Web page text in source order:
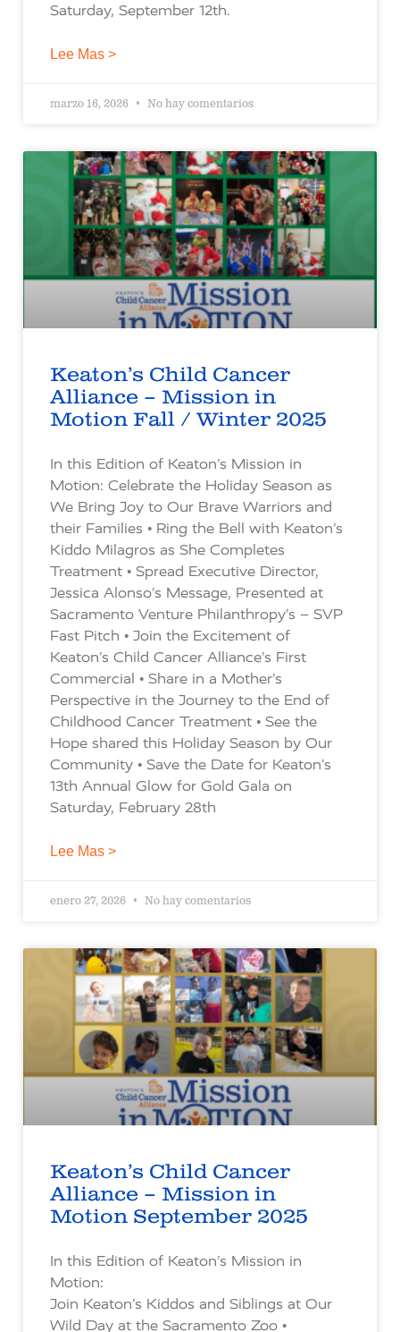
Saturday, September 12th.
Lee Mas >
marzo 16, 2026 No hay comentarios
Keaton’s Child Cancer
Alliance – Mission in
Motion Fall / Winter 2025
In this Edition of Keaton’s Mission in
Motion: Celebrate the Holiday Season as
We Bring Joy to Our Brave Warriors and
their Families • Ring the Bell with Keaton’s
Kiddo Milagros as She Completes
Treatment • Spread Executive Director,
Jessica Alonso’s Message, Presented at
Sacramento Venture Philanthropy’s – SVP
Fast Pitch • Join the Excitement of
Keaton’s Child Cancer Alliance’s First
Commercial • Share in a Mother’s
Perspective in the Journey to the End of
Childhood Cancer Treatment • See the
Hope shared this Holiday Season by Our
Community • Save the Date for Keaton’s
13th Annual Glow for Gold Gala on
Saturday, February 28th
Lee Mas >
enero 27, 2026 No hay comentarios
Keaton’s Child Cancer
Alliance – Mission in
Motion September 2025
In this Edition of Keaton’s Mission in
Motion:
Join Keaton’s Kiddos and Siblings at Our
Wild Day at the Sacramento Zoo •